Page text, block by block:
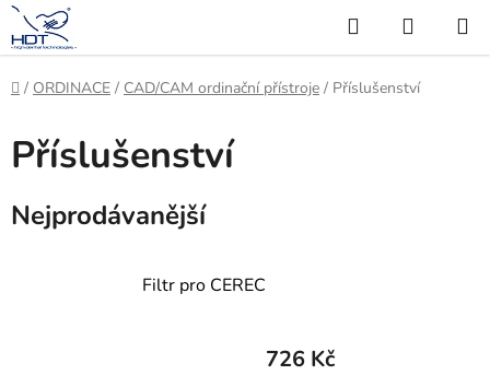
Přejít
na
obsah
Hledat
KOŠÍK
Domů
/ ORDINACE / CAD/CAM ordinační přístroje / Příslušenství
Příslušenství
Nejprodávanější
Filtr pro CEREC
726 Kč